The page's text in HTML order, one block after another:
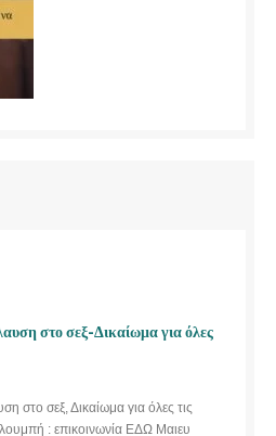
στο σεξ-Δικαίωμα για όλες
στο σεξ, Δικαίωμα για όλες τις
: επικοινωνία ΕΔΩ Μαιευ